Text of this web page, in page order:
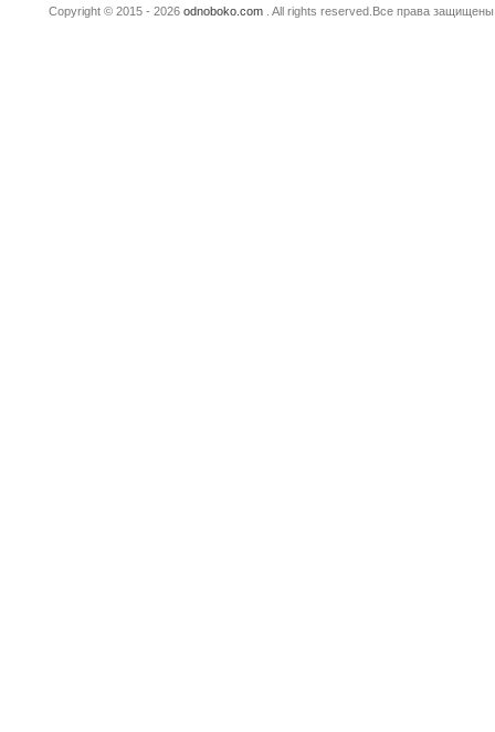
Copyright © 2015 - 2026 odnoboko.com. All rights reserved.Все права защищены.